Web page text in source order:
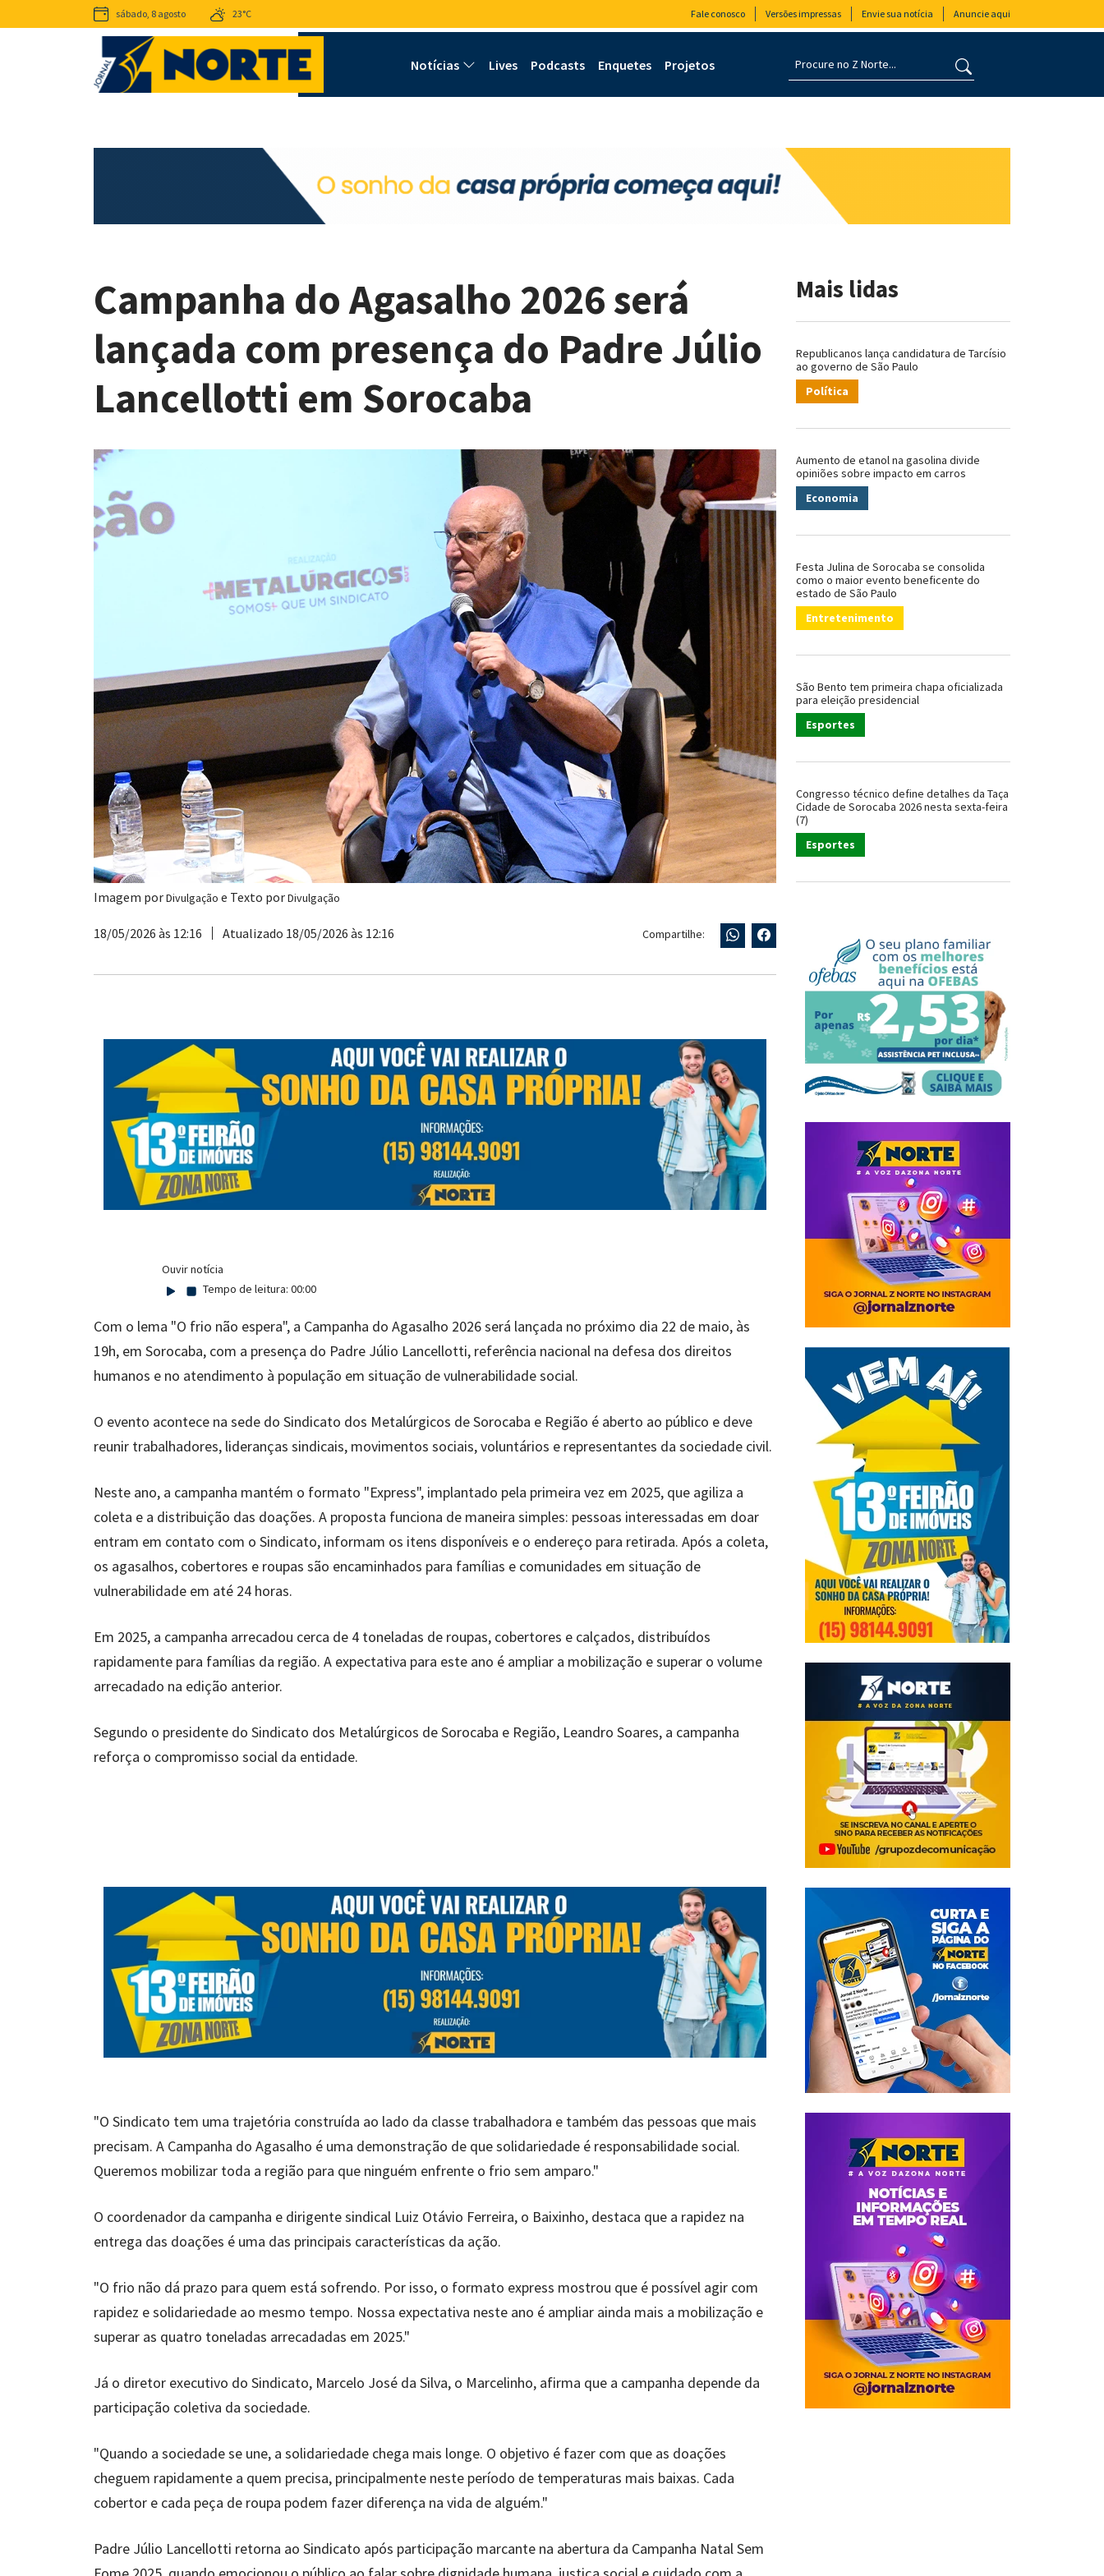
sábado, 8 agosto 23°C Fale conosco Versões impressas Envie sua notícia Anuncie aqui
Notícias Lives Podcasts Enquetes Projetos
Campanha do Agasalho 2026 será
lançada com presença do Padre Júlio
Lancellotti em Sorocaba
Imagem porDivulgação e Texto porDivulgação
18/05/2026 às 12:16 Atualizado 18/05/2026 às 12:16 Compartilhe:
Ouvir notícia
Tempo de leitura: 00:00
Com o lema "O frio não espera", a Campanha do Agasalho 2026 será lançada no próximo dia 22 de maio, às
19h, em Sorocaba, com a presença do Padre Júlio Lancellotti, referência nacional na defesa dos direitos
humanos e no atendimento à população em situação de vulnerabilidade social.
O evento acontece na sede do Sindicato dos Metalúrgicos de Sorocaba e Região é aberto ao público e deve
reunir trabalhadores, lideranças sindicais, movimentos sociais, voluntários e representantes da sociedade civil.
Neste ano, a campanha mantém o formato "Express", implantado pela primeira vez em 2025, que agiliza a
coleta e a distribuição das doações. A proposta funciona de maneira simples: pessoas interessadas em doar
entram em contato com o Sindicato, informam os itens disponíveis e o endereço para retirada. Após a coleta,
os agasalhos, cobertores e roupas são encaminhados para famílias e comunidades em situação de
vulnerabilidade em até 24 horas.
Em 2025, a campanha arrecadou cerca de 4 toneladas de roupas, cobertores e calçados, distribuídos
rapidamente para famílias da região. A expectativa para este ano é ampliar a mobilização e superar o volume
arrecadado na edição anterior.
Segundo o presidente do Sindicato dos Metalúrgicos de Sorocaba e Região, Leandro Soares, a campanha
reforça o compromisso social da entidade.
"O Sindicato tem uma trajetória construída ao lado da classe trabalhadora e também das pessoas que mais
precisam. A Campanha do Agasalho é uma demonstração de que solidariedade é responsabilidade social.
Queremos mobilizar toda a região para que ninguém enfrente o frio sem amparo."
O coordenador da campanha e dirigente sindical Luiz Otávio Ferreira, o Baixinho, destaca que a rapidez na
entrega das doações é uma das principais características da ação.
"O frio não dá prazo para quem está sofrendo. Por isso, o formato express mostrou que é possível agir com
rapidez e solidariedade ao mesmo tempo. Nossa expectativa neste ano é ampliar ainda mais a mobilização e
superar as quatro toneladas arrecadadas em 2025."
Já o diretor executivo do Sindicato, Marcelo José da Silva, o Marcelinho, afirma que a campanha depende da
participação coletiva da sociedade.
"Quando a sociedade se une, a solidariedade chega mais longe. O objetivo é fazer com que as doações
cheguem rapidamente a quem precisa, principalmente neste período de temperaturas mais baixas. Cada
cobertor e cada peça de roupa podem fazer diferença na vida de alguém."
Padre Júlio Lancellotti retorna ao Sindicato após participação marcante na abertura da Campanha Natal Sem
Mais lidas
Republicanos lança candidatura de Tarcísio
ao governo de São Paulo
Política
Aumento de etanol na gasolina divide
opiniões sobre impacto em carros
Economia
Festa Julina de Sorocaba se consolida
como o maior evento beneficente do
estado de São Paulo
Entretenimento
São Bento tem primeira chapa oficializada
para eleição presidencial
Esportes
Congresso técnico define detalhes da Taça
Cidade de Sorocaba 2026 nesta sexta-feira
(7)
Esportes